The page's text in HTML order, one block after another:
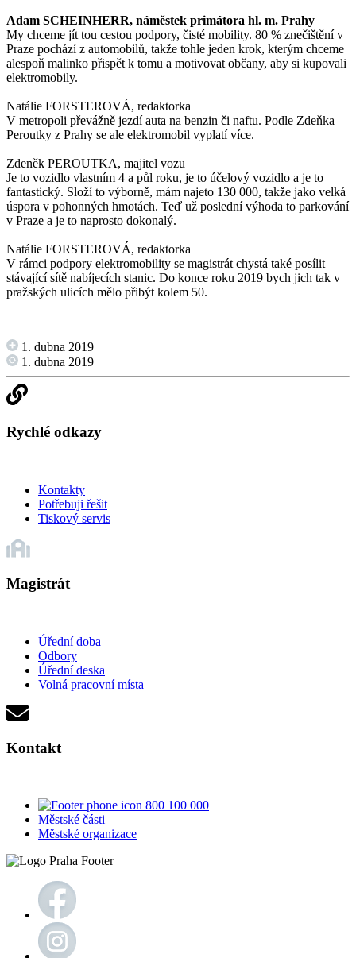
Adam SCHEINHERR, náměstek primátora hl. m. Prahy
My chceme jít tou cestou podpory, čisté mobility. 80 % znečištění v
Praze pochází z automobilů, takže tohle jeden krok, kterým chceme
alespoň malinko přispět k tomu a motivovat občany, aby si kupovali
elektromobily.
Natálie FORSTEROVÁ, redaktorka
V metropoli převážně jezdí auta na benzin či naftu. Podle Zdeňka
Peroutky z Prahy se ale elektromobil vyplatí více.
Zdeněk PEROUTKA, majitel vozu
Je to vozidlo vlastním 4 a půl roku, je to účelový vozidlo a je to
fantastický. Složí to výborně, mám najeto 130 000, takže jako velká
úspora v pohonných hmotách. Teď už poslední výhoda to parkování
v Praze a je to naprosto dokonalý.
Natálie FORSTEROVÁ, redaktorka
V rámci podpory elektromobility se magistrát chystá také posílit
stávající sítě nabíjecích stanic. Do konce roku 2019 bych jich tak v
pražských ulicích mělo přibýt kolem 50.
1. dubna 2019
1. dubna 2019
Rychlé odkazy
Kontakty
Potřebuji řešit
Tiskový servis
Magistrát
Úřední doba
Odbory
Úřední deska
Volná pracovní místa
Kontakt
800 100 000
Městské části
Městské organizace